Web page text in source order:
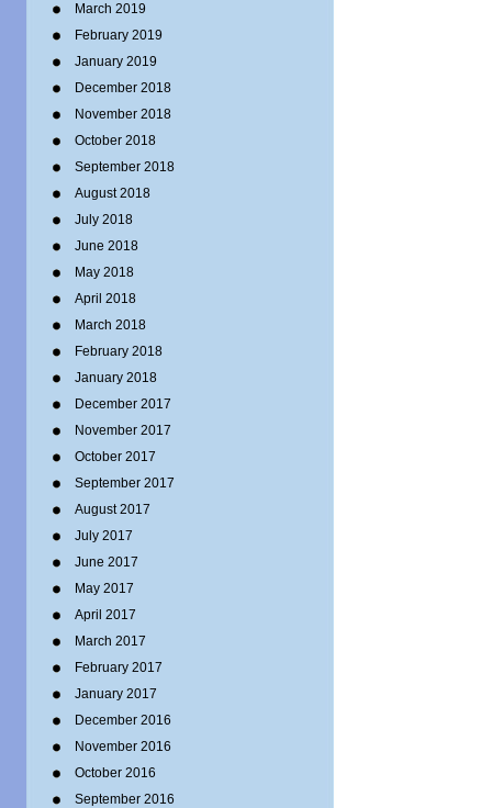
March 2019
February 2019
January 2019
December 2018
November 2018
October 2018
September 2018
August 2018
July 2018
June 2018
May 2018
April 2018
March 2018
February 2018
January 2018
December 2017
November 2017
October 2017
September 2017
August 2017
July 2017
June 2017
May 2017
April 2017
March 2017
February 2017
January 2017
December 2016
November 2016
October 2016
September 2016